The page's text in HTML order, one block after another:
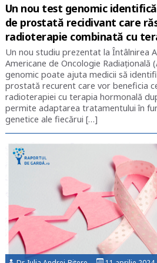
Un nou test genomic
de prostată recidivant care
radioterapie combinată cu
Un nou studiu prezentat la Întâlnirea
Americane de Oncologie Radiațională
genomic poate ajuta medicii să
prostată recurent care vor beneficia
radioterapiei cu terapia hormonală
permite adaptarea tratamentului în
genetice ale fiecărui […]